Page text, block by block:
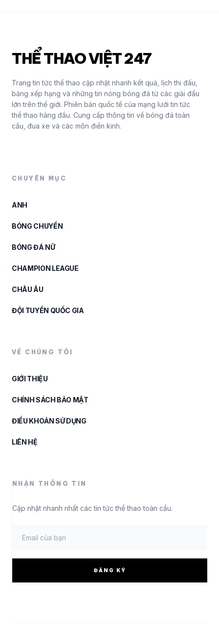
THỂ THAO VIỆT 247
Trang tin tức thể thao cập nhật nhanh kết quả, lịch thi đấu,
bảng xếp hạng và những tin nóng bóng đá từ các giải đấu
lớn trên thế giới. Phiên bản quốc tế của mạng lưới tin tức
thể thao hàng đầu. Cung cấp thông tin về bóng đá toàn
cầu, đua xe và các môn điền kinh.
CHUYÊN MỤC
ANH
BÓNG CHUYỀN
BÓNG ĐÁ NỮ
CHAMPION LEAGUE
CHÂU ÂU
ĐỘI TUYỂN QUỐC GIA
VỀ CHÚNG TÔI
GIỚI THIỆU
CHÍNH SÁCH BẢO MẬT
ĐIỀU KHOẢN SỬ DỤNG
LIÊN HỆ
NHẬN THÔNG TIN
Cập nhật nhanh nhất các tin tức thể thao toàn cầu.
ĐĂNG KÝ